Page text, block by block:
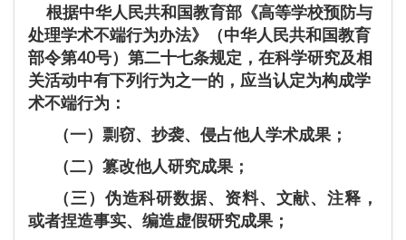
根据中华人民共和国教育部《高等学校预防与
处理学术不端行为办法》（中华人民共和国教育
部令第40号）第二十七条规定，在科学研究及相
关活动中有下列行为之一的，应当认定为构成学
术不端行为：
（一）剽窃、抄袭、侵占他人学术成果；
（二）篡改他人研究成果；
（三）伪造科研数据、资料、文献、注释，
或者捏造事实、编造虚假研究成果；